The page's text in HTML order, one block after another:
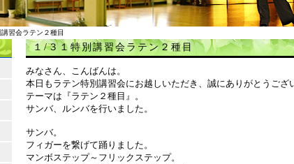
習会ラテン２種目
１/３１特別講習会ラテン２種目
みなさん、こんばんは。
本日もラテン特別講習会にお越しいただき、誠にありがとうござ
テーマは『ラテン２種目』。
サンバ、ルンバを行いました。
サンバ。
フィガーを繋げて踊りました。
マンボステップ～フリックステップ。